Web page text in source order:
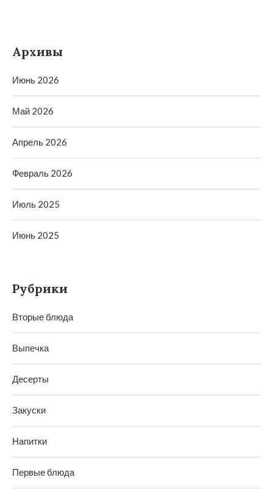
Архивы
Июнь 2026
Май 2026
Апрель 2026
Февраль 2026
Июль 2025
Июнь 2025
Рубрики
Вторые блюда
Выпечка
Десерты
Закуски
Напитки
Первые блюда